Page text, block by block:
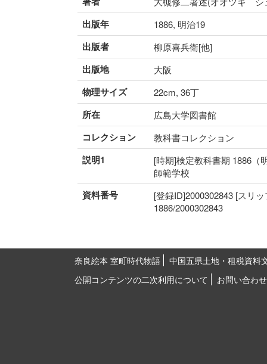
出版年 1886, 明治19
出版者 柳原喜兵衛[他]
出版地 大阪
物理サイズ 22cm, 36丁
所在 広島大学図書館
コレクション 教科書コレクション
説明1
[時期]検定教科書期 1886（
師範学校
資料番号
[登録ID]2000302843 [スリ
1886/2000302843
奈良絵本 室町時代物語
中国五県土地・租税資料
公開コンテンツの二次利用について
お問い合わせ